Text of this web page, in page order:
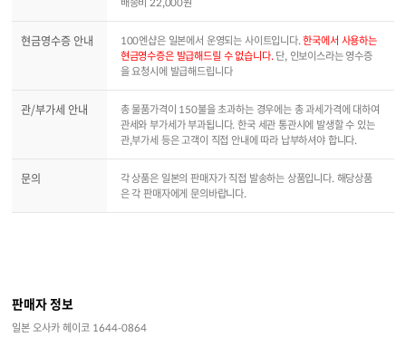
현금영수증 안내 100엔샵은 일본에서 운영되는 사이트입니다.한국에서 사용하는
현금영수증은 발급해드릴 수 없습니다.단, 인보이스라는 영수증
을 요청시에 발급해드립니다
관/부가세 안내
총 물품가격이 150불을 초과하는 경우에는 총 과세가격에 대하여
관세와 부가세가 부과됩니다. 한국 세관 통관시에 발생할 수 있는
관,부가세 등은 고객이 직접 안내에 따라 납부하셔야 합니다.
문의
각 상품은 일본의 판매자가 직접 발송하는 상품입니다. 해당상품
은 각 판매자에게 문의바랍니다.
판매자 정보
일본 오사카 헤이코 1644-0864